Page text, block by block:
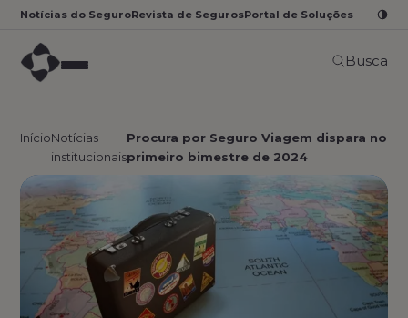
Notícias do SeguroRevista de SegurosPortal de Soluções
Busca
InícioNotícias
institucionais
Procura por Seguro Viagem dispara no
primeiro bimestre de 2024